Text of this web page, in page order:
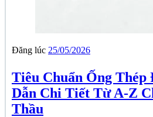
Đăng lúc 25/05/2026
Tiêu Chuẩn Ống
Dẫn Chi Tiết Từ A-Z
Thầu